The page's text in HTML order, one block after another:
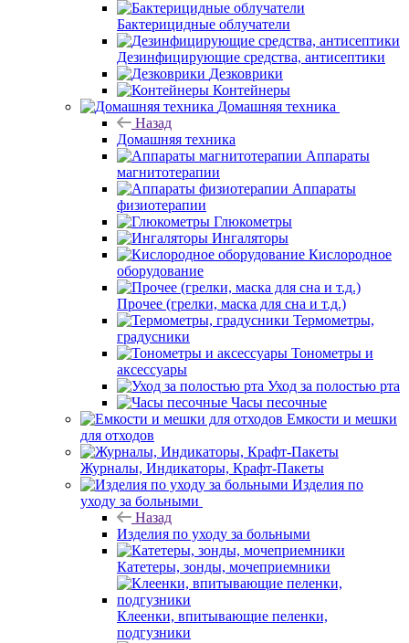
Бактерицидные облучатели
Дезинфицирующие средства, антисептики
Дезковрики
Контейнеры
Домашняя техника
Назад
Домашняя техника
Аппараты
магнитотерапии
Аппараты
физиотерапии
Глюкометры
Ингаляторы
Кислородное
оборудование
Прочее (грелки, маска для сна и т.д.)
Термометры,
градусники
Тонометры и
аксессуары
Уход за полостью рта
Часы песочные
Емкости и мешки
для отходов
Журналы, Индикаторы, Крафт-Пакеты
Изделия по
уходу за больными
Назад
Изделия по уходу за больными
Катетеры, зонды, мочеприемники
Клеенки, впитывающие пеленки,
подгузники